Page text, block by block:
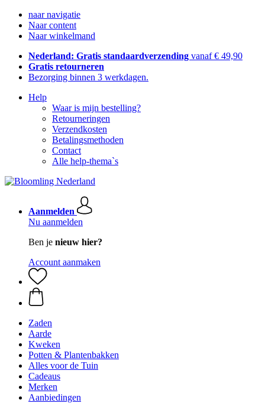
naar navigatie
Naar content
Naar winkelmand
Nederland: Gratis standaardverzending vanaf € 49,90
Gratis retourneren
Bezorging binnen 3 werkdagen.
Help
Waar is mijn bestelling?
Retourneringen
Verzendkosten
Betalingsmethoden
Contact
Alle help-thema`s
Aanmelden
Nu aanmelden
Ben je nieuw hier?
Account aanmaken
Zaden
Aarde
Kweken
Potten & Plantenbakken
Alles voor de Tuin
Cadeaus
Merken
Aanbiedingen